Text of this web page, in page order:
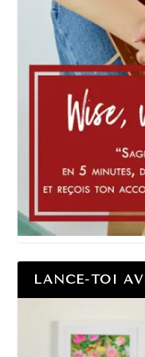
LANCE-TOI